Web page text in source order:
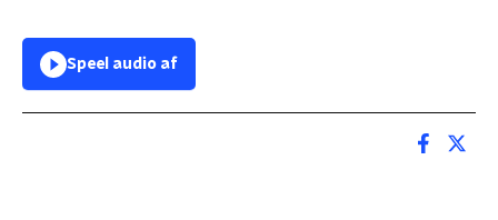
Speel audio af